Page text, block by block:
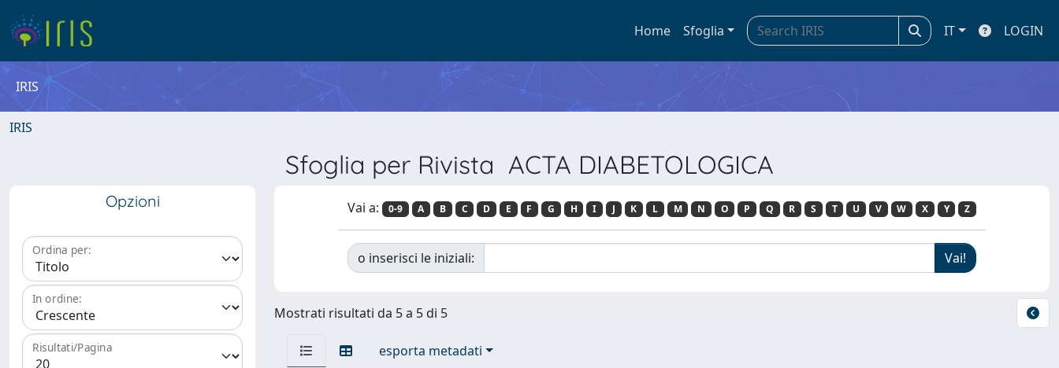
Home Sfoglia IT LOGIN
IRIS
IRIS
Sfoglia per Rivista ACTA DIABETOLOGICA
Opzioni
Ordina per:
In ordine:
Risultati/Pagina
Vai a: 0-9 A B C D E F G H I J K L M N O P Q R S T U V W X Y Z
o inserisci le iniziali:
Mostrati risultati da 5 a 5 di 5
esporta metadati